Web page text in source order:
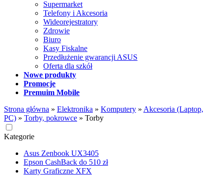
Supermarket
Telefony i Akcesoria
Wideorejestratory
Zdrowie
Biuro
Kasy Fiskalne
Przedłużenie gwarancji ASUS
Oferta dla szkół
Nowe produkty
Promocje
Premuim Mobile
Strona główna » Elektronika » Komputery » Akcesoria (Laptop,
PC) » Torby, pokrowce » Torby
Kategorie
Asus Zenbook UX3405
Epson CashBack do 510 zł
Karty Graficzne XFX